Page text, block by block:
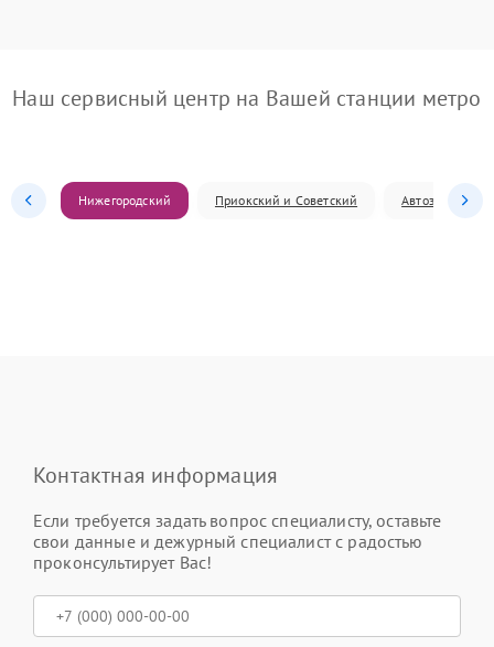
Наш сервисный центр на Вашей станции метро
Нижегородский Приокский и Советский Автозаводский
Контактная информация
Если требуется задать вопрос специалисту, оставьте
свои данные и дежурный специалист с радостью
проконсультирует Вас!